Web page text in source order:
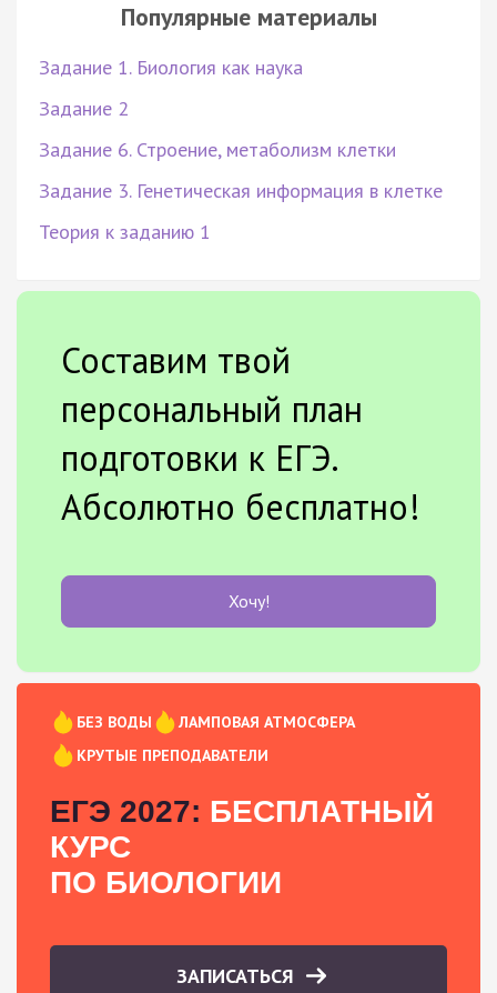
Популярные материалы
Задание 1. Биология как наука
Задание 2
Задание 6. Строение, метаболизм клетки
Задание 3. Генетическая информация в клетке
Теория к заданию 1
Составим твой
персональный план
подготовки к ЕГЭ.
Абсолютно бесплатно!
Хочу!
БЕЗ ВОДЫ
ЛАМПОВАЯ АТМОСФЕРА
КРУТЫЕ ПРЕПОДАВАТЕЛИ
ЕГЭ 2027: БЕСПЛАТНЫЙ
КУРС
ПО БИОЛОГИИ
ЗАПИСАТЬСЯ